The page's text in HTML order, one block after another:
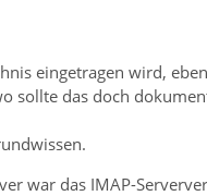
eingetragen wird,
sollte das doch
war das IMAP-